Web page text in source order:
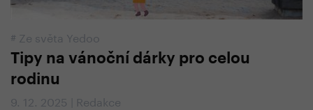
# Ze světa Yedoo
Tipy na vánoční dárky pro celou
rodinu
9. 12. 2025 | Redakce